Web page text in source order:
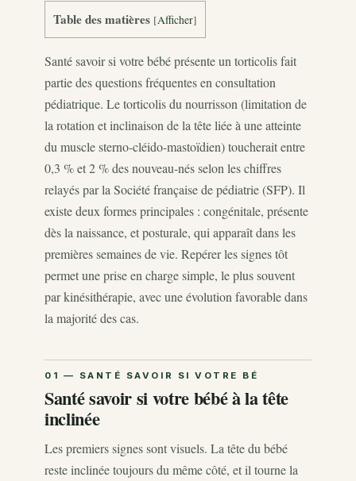
Table des matières [Afficher]
Santé savoir si votre bébé présente un torticolis fait
partie des questions fréquentes en consultation
pédiatrique. Le torticolis du nourrisson (limitation de
la rotation et inclinaison de la tête liée à une atteinte
du muscle sterno-cléido-mastoïdien) toucherait entre
0,3 % et 2 % des nouveau-nés selon les chiffres
relayés par la Société française de pédiatrie (SFP). Il
existe deux formes principales : congénitale, présente
dès la naissance, et posturale, qui apparaît dans les
premières semaines de vie. Repérer les signes tôt
permet une prise en charge simple, le plus souvent
par kinésithérapie, avec une évolution favorable dans
la majorité des cas.
Santé savoir si votre bébé à la tête
inclinée
Les premiers signes sont visuels. La tête du bébé
reste inclinée toujours du même côté, et il tourne la